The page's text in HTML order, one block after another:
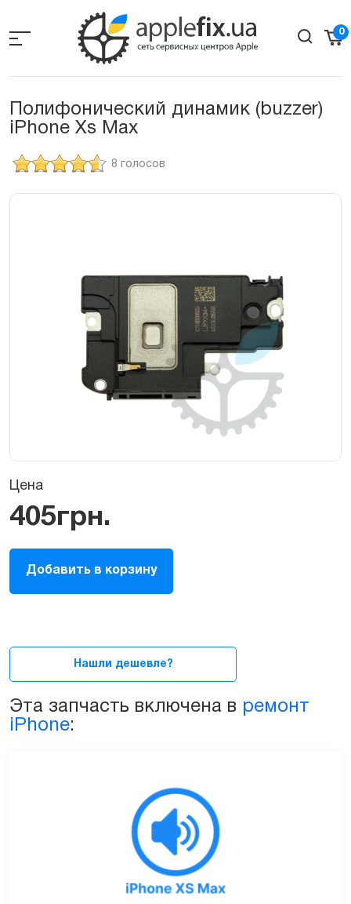
the
0
Полифонический динамик (buzzer)
iPhone Xs Max
8 голосов
Цена
405грн.
Полифонический
динамик
(buzzer)
Добавить в корзину
Нашли дешевле?
Эта запчасть включена в ремонт
iPhone: